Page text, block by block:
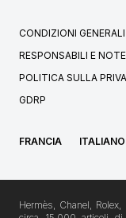
CONDIZIONI GENERALI
RESPONSABILI E
POLITICA SULLA
GDRP
FRANCIA ITALIANO
Hermès, Chanel,